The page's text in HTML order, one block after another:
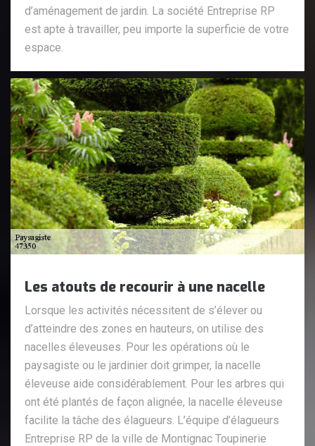
d’aménagement de jardin. La société Entreprise RP
est apte à travailler, peu importe la superficie de votre
espace.
Les atouts de recourir à une nacelle
Lorsque les activités nécessitent de s’élever ou
d’atteindre des zones en hauteurs, on utilise des
nacelles éleveuses. Pour les opérations où le
paysagiste ou le jardinier doit grimper, la nacelle
éleveuse aide considérablement. Pour les arbres qui
ont été plantés de façon alignée, la nacelle éleveuse
facilite la tâche des élagueurs. L’équipe d’élagueurs
Entreprise RP de la ville de Montignac Toupinerie